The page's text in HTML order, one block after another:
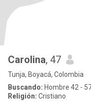
Carolina, 47
Tunja, Boyacá, Colombia
Buscando: Hombre 42 -
Religión: Cristiano